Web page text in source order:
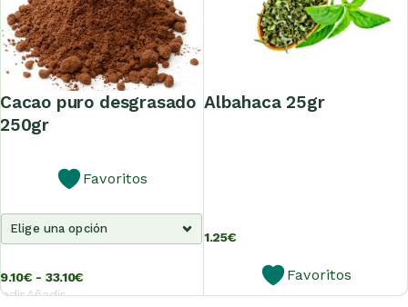
cacao puro desgrasado
250gr
Favoritos
9.10€ - 33.10€
Añadir
albahaca 25gr
1.25€
Favoritos